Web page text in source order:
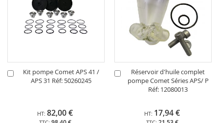
Kit pompe Comet APS 41 /
APS 31 Réf: 50260245
82,00 €
Ajouter
Réservoir d'huile complet
pompe Comet Séries APS/ P
Réf: 12080013
17,94 €
Ajouter
au